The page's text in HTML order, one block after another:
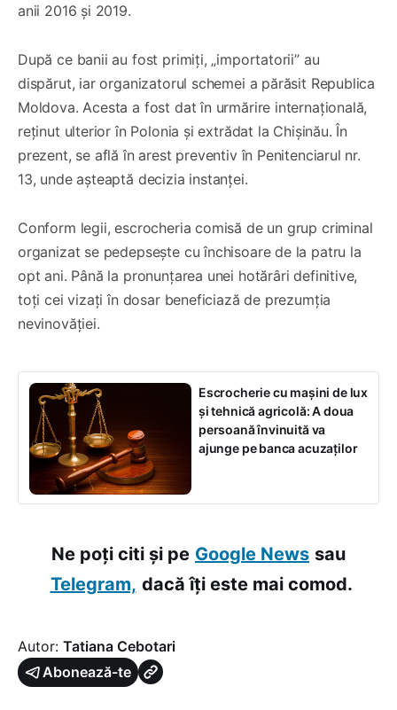
anii 2016 și 2019.
După ce banii au fost primiți, „importatorii” au
dispărut, iar organizatorul schemei a părăsit Republica
Moldova. Acesta a fost dat în urmărire internațională,
reținut ulterior în Polonia și extrădat la Chișinău. În
prezent, se află în arest preventiv în Penitenciarul nr.
13, unde așteaptă decizia instanței.
Conform legii, escrocheria comisă de un grup criminal
organizat se pedepsește cu închisoare de la patru la
opt ani. Până la pronunțarea unei hotărâri definitive,
toți cei vizați în dosar beneficiază de prezumția
nevinovăției.
Escrocherie cu mașini de lux
și tehnică agricolă: A doua
persoană învinuită va
ajunge pe banca acuzaților
Ne poți citi și pe Google News sau
Telegram, dacă îți este mai comod.
Autor: Tatiana Cebotari
Abonează-te